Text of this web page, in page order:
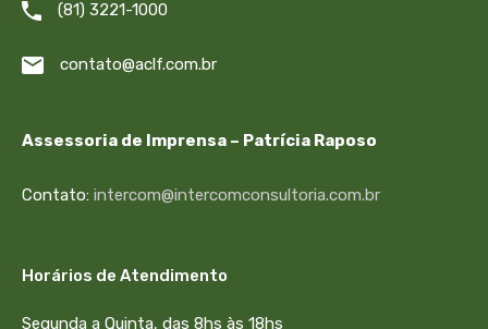
(81) 3221-1000
contato@aclf.com.br
Assessoria de Imprensa – Patrícia Raposo
Contato: intercom@intercomconsultoria.com.br
Horários de Atendimento
Segunda a Quinta, das 8hs às 18hs